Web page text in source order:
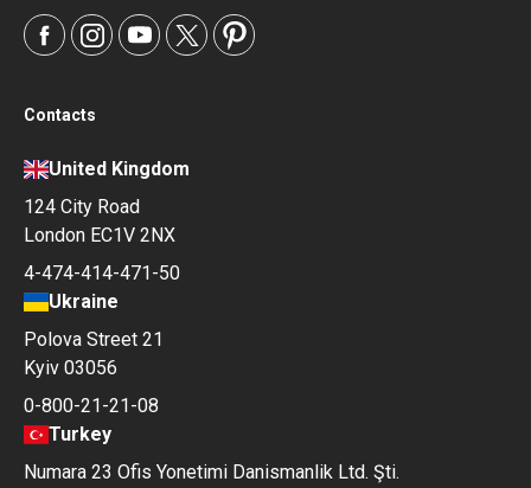
Contacts
United Kingdom
124 City Road
London EC1V 2NX
4-474-414-471-50
Ukraine
Polova Street 21
Kyiv 03056
0-800-21-21-08
Turkey
Numara 23 Ofis Yonetimi Danismanlik Ltd. Şti.